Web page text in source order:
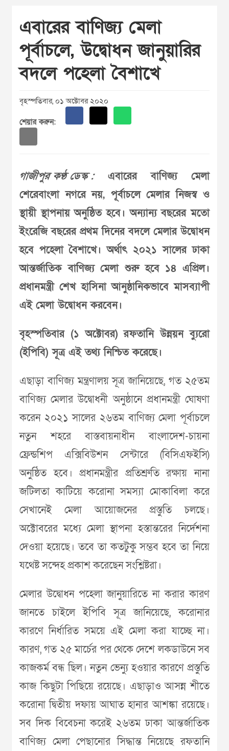
এবারের বাণিজ্য মেলা
পূর্বাচলে, উদ্বোধন জানুয়ারির
বদলে পহেলা বৈশাখে
বৃহস্পতিবার, ০১ অক্টোবর ২০২০
শেয়ার করুন:
গাজীপুর কণ্ঠ ডেস্ক :এবারের বাণিজ্য মেলা
শেরেবাংলা নগরে নয়, পূর্বাচলে মেলার নিজস্ব ও
স্থায়ী স্থাপনায় অনুষ্ঠিত হবে। অন্যান্য বছরের মতো
ইংরেজি বছরের প্রথম দিনের বদলে মেলার উদ্বোধন
হবে পহেলা বৈশাখে। অর্থাৎ ২০২১ সালের ঢাকা
আন্তর্জাতিক বাণিজ্য মেলা শুরু হবে ১৪ এপ্রিল।
প্রধানমন্ত্রী শেখ হাসিনা আনুষ্ঠানিকভাবে মাসব্যাপী
এই মেলা উদ্বোধন করবেন।
বৃহস্পতিবার (১ অক্টোবর) রফতানি উন্নয়ন ব্যুরো
(ইপিবি) সূত্র এই তথ্য নিশ্চিত করেছে।
এছাড়া বাণিজ্য মন্ত্রণালয় সূত্র জানিয়েছে, গত ২৫তম
বাণিজ্য মেলার উদ্বোধনী অনুষ্ঠানে প্রধানমন্ত্রী ঘোষণা
করেন ২০২১ সালের ২৬তম বাণিজ্য মেলা পূর্বাচলে
নতুন শহরে বাস্তবায়নাধীন বাংলাদেশ-চায়না
ফ্রেন্ডশিপ এক্সিবিউশন সেন্টারে (বিসিএফইসি)
অনুষ্ঠিত হবে। প্রধানমন্ত্রীর প্রতিশ্রুতি রক্ষায় নানা
জটিলতা কাটিয়ে করোনা সমস্যা মোকাবিলা করে
সেখানেই মেলা আয়োজনের প্রস্তুতি চলছে।
অক্টোবরের মধ্যে মেলা স্থাপনা হস্তান্তরের নির্দেশনা
দেওয়া হয়েছে। তবে তা কতটুকু সম্ভব হবে তা নিয়ে
যথেষ্ট সন্দেহ প্রকাশ করেছেন সংশ্লিষ্টরা।
মেলার উদ্বোধন পহেলা জানুয়ারিতে না করার কারণ
জানতে চাইলে ইপিবি সূত্র জানিয়েছে, করোনার
কারণে নির্ধারিত সময়ে এই মেলা করা যাচ্ছে না।
কারণ, গত ২৫ মার্চের পর থেকে দেশে লকডাউনে সব
কাজকর্ম বন্ধ ছিল। নতুন ভেন্যু হওয়ার কারণে প্রস্তুতি
কাজ কিছুটা পিছিয়ে রয়েছে। এছাড়াও আসন্ন শীতে
করোনা দ্বিতীয় দফায় আঘাত হানার আশঙ্কা রয়েছে।
সব দিক বিবেচনা করেই ২৬তম ঢাকা আন্তর্জাতিক
বাণিজ্য মেলা পেছানোর সিদ্ধান্ত নিয়েছে রফতানি